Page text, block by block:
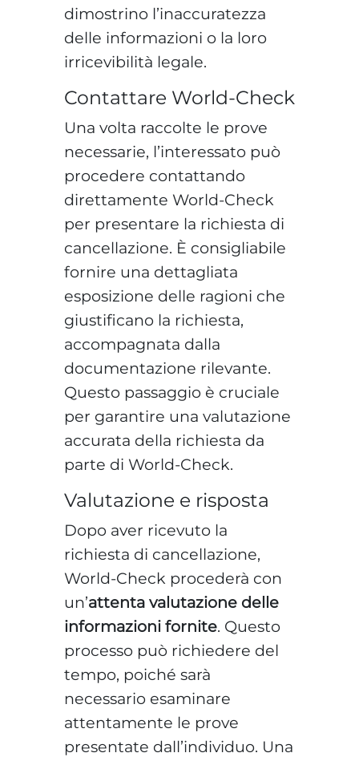
dimostrino l’inaccuratezza
delle informazioni o la loro
irricevibilità legale.
Contattare World-Check
Una volta raccolte le prove
necessarie, l’interessato può
procedere contattando
direttamente World-Check
per presentare la richiesta di
cancellazione. È consigliabile
fornire una dettagliata
esposizione delle ragioni che
giustificano la richiesta,
accompagnata dalla
documentazione rilevante.
Questo passaggio è cruciale
per garantire una valutazione
accurata della richiesta da
parte di World-Check.
Valutazione e risposta
Dopo aver ricevuto la
richiesta di cancellazione,
World-Check procederà con
un’attenta valutazione delle
informazioni fornite. Questo
processo può richiedere del
tempo, poiché sarà
necessario esaminare
attentamente le prove
presentate dall’individuo. Una